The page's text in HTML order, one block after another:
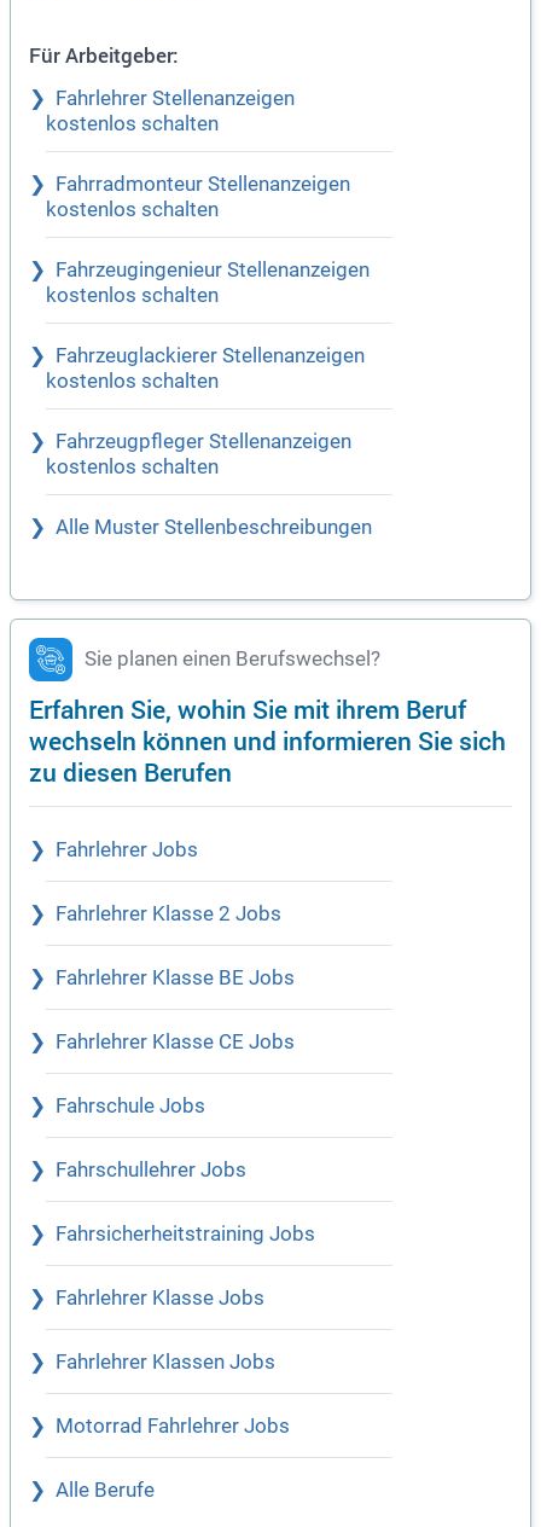
Für Arbeitgeber:
Fahrlehrer Stellenanzeigen
kostenlos schalten
Fahrradmonteur Stellenanzeigen
kostenlos schalten
Fahrzeugingenieur Stellenanzeigen
kostenlos schalten
Fahrzeuglackierer Stellenanzeigen
kostenlos schalten
Fahrzeugpfleger Stellenanzeigen
kostenlos schalten
Alle Muster Stellenbeschreibungen
Sie planen einen Berufswechsel?
Erfahren Sie, wohin Sie mit ihrem Beruf
wechseln können und informieren Sie sich
zu diesen Berufen
Fahrlehrer Jobs
Fahrlehrer Klasse 2 Jobs
Fahrlehrer Klasse BE Jobs
Fahrlehrer Klasse CE Jobs
Fahrschule Jobs
Fahrschullehrer Jobs
Fahrsicherheitstraining Jobs
Fahrlehrer Klasse Jobs
Fahrlehrer Klassen Jobs
Motorrad Fahrlehrer Jobs
Alle Berufe